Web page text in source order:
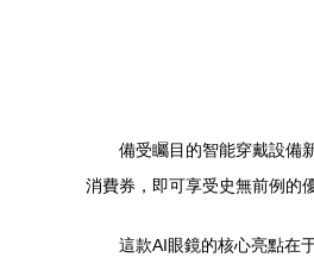
備受矚目的智能穿戴設備
消費券，即可享受史無前例的
這款AI眼鏡的核心亮點在